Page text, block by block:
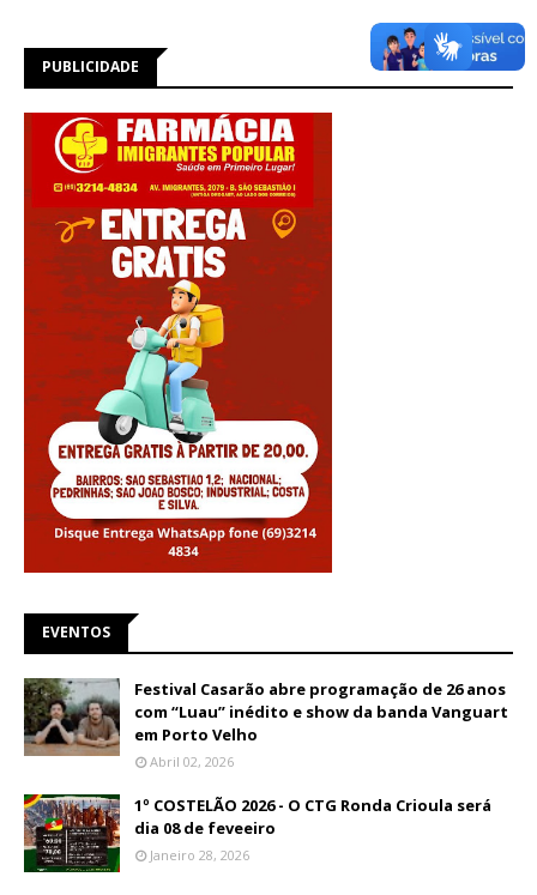
PUBLICIDADE
EVENTOS
Festival Casarão abre programação de 26 anos
com “Luau” inédito e show da banda Vanguart
em Porto Velho
Abril 02, 2026
1º COSTELÃO 2026 - O CTG Ronda Crioula será
dia 08 de feveeiro
Janeiro 28, 2026